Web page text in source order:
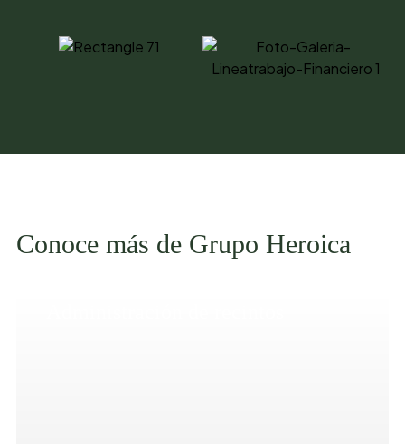
Conoce más de Grupo Heroica